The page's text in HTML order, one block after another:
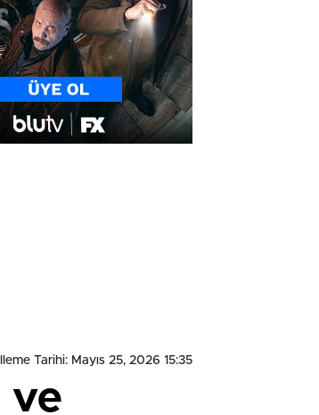
Tarihi: Mayıs 25, 2026 15:35
ve